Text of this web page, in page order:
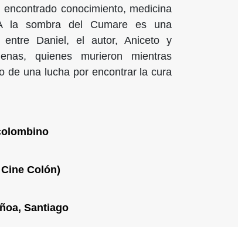
conocimiento, medicina
la sombra del Cumare es una
entre Daniel, el autor, Aniceto y
quienes murieron mientras
de una lucha por encontrar la cura
Colón)
Santiago